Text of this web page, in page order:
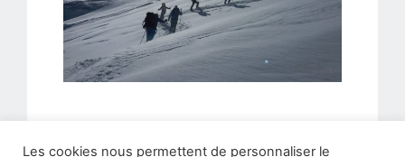
Les cookies nous permettent de personnaliser le